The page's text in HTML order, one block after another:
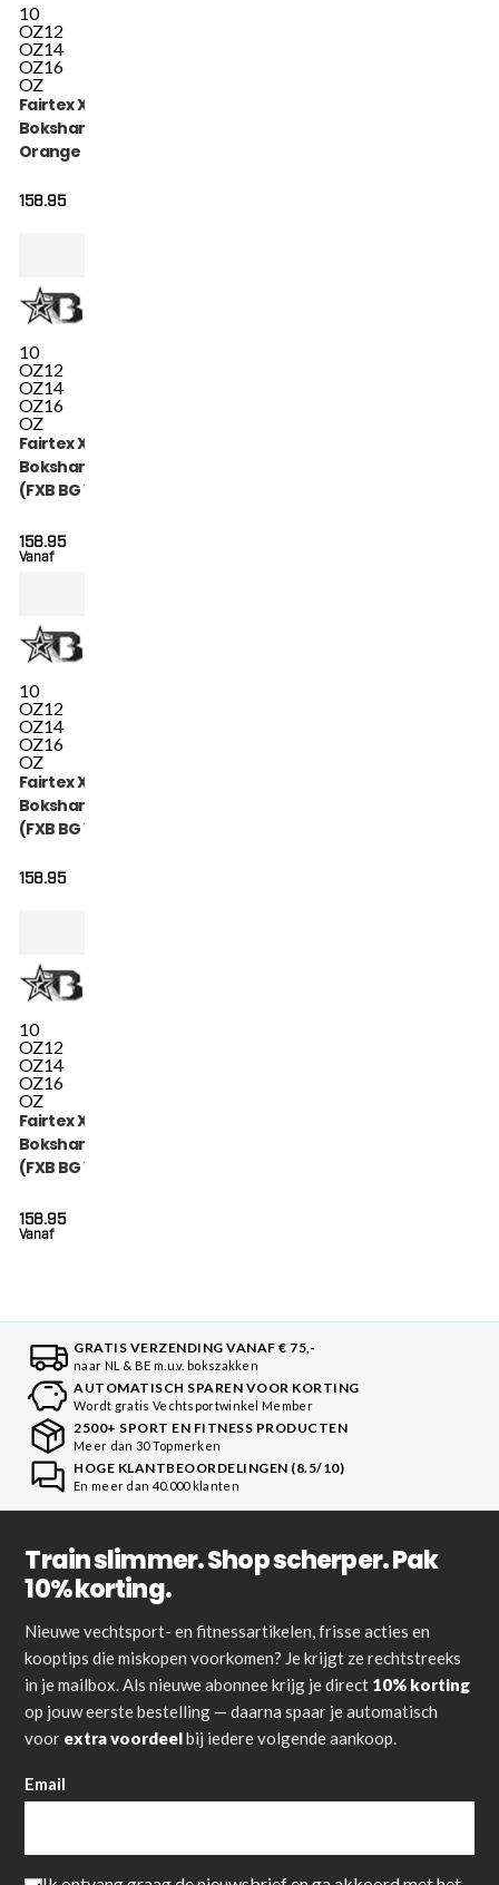
10
OZ12
OZ14
OZ16
OZ
Fairtex X Booster
Bokshandschoenen
Orange (FXB BG V2
158.95
10
OZ12
OZ14
OZ16
OZ
Fairtex X Booster
Bokshandschoenen
(FXB BG V2 GR BK
Vanaf
158.95
10
OZ12
OZ14
OZ16
OZ
Fairtex X Booster
Bokshandschoenen
(FXB BG V2 BK GR
158.95
10
OZ12
OZ14
OZ16
OZ
Fairtex X Booster
Bokshandschoenen
(FXB BG V2 RD BK
Vanaf
158.95
GRATIS VERZENDING VANAF € 75,-
naar NL & BE m.u.v. bokszakken
AUTOMATISCH SPAREN VOOR KORTING
Wordt gratis Vechtsportwinkel Member
2500+ SPORT EN FITNESS PRODUCTEN
Meer dan 30 Topmerken
HOGE KLANTBEOORDELINGEN (8.5/10)
En meer dan 40.000 klanten
Train slimmer. Shop scherper. Pak
10% korting.
Nieuwe vechtsport- en fitnessartikelen, frisse acties en
kooptips die miskopen voorkomen? Je krijgt ze rechtstreeks
in je mailbox. Als nieuwe abonnee krijg je direct 10% korting
op jouw eerste bestelling — daarna spaar je automatisch
voor extra voordeelbij iedere volgende aankoop.
Email